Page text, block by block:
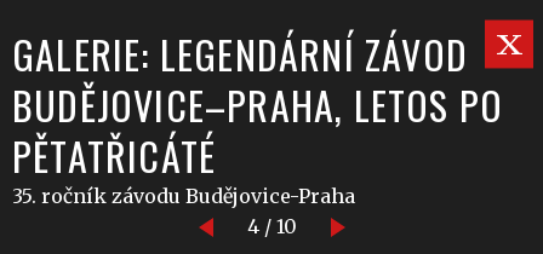
GALERIE: LEGENDÁRNÍ ZÁVOD
BUDĚJOVICE–PRAHA, LETOS PO
PĚTATŘICÁTÉ
35. ročník závodu Budějovice-Praha
4 / 10